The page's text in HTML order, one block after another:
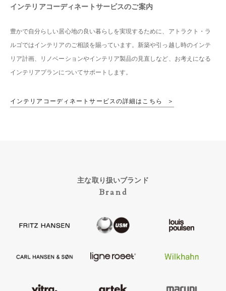
インテリアコーディネートサービスのご案内
豊かで自分らしい居心地の良い暮らしを実現するために、アトラクト・ラ
ルゴではインテリアのご相談を賜っています。新築や引っ越し時のインテ
リア計画、リノベーションやインテリア製品の見直しなど、お考えになる
インテリアプランについてサポートします。
インテリアコーディネートサービスの詳細はこちら
主な取り扱いブランド
Brand